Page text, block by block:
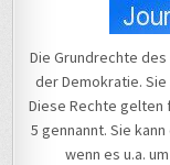
Michael Voß
Die Grundrechte
der Demokratie.
Diese Rechte gelten
5 gennannt. Sie
wenn es u.a.